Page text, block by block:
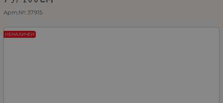
Арт.№: 37915
НЕНАЛИЧЕН